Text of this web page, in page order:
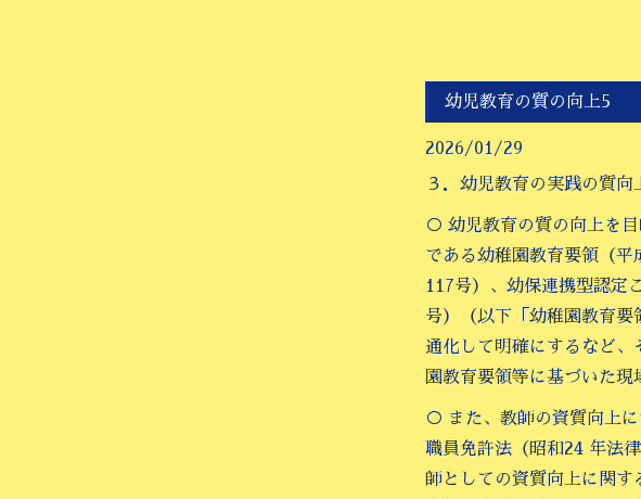
幼児教育の質の向上5
2026/01/29
３．幼児教育の実践の質向
○ 幼児教育の質の向上を
である幼稚園教育要領（
117号）、幼保連携型認定
号）（以下「幼稚園教育
通化して明確にするなど
園教育要領等に基づいた現
○ また、教師の資質向上
職員免許法（昭和24 年法
師としての資質向上に関